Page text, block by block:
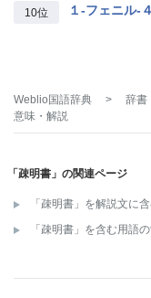
10位 １‐フェニル‐
Weblio国語辞典 > 辞書
意味・解説
「疎明書」の関連ページ
「疎明書」を解説文に
「疎明書」を含む用語の